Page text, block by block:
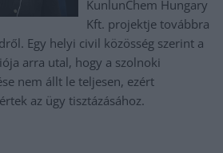
KunlunChem Hungary
Kft. projektje továbbra
Egy helyi civil közösség szerint a
arra utal, hogy a szolnoki
nem állt le teljesen, ezért
az ügy tisztázásához.